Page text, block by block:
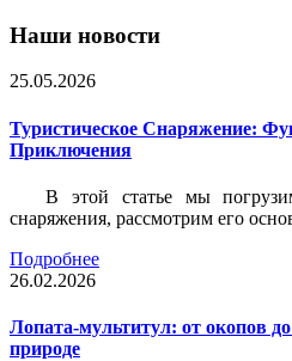
Наши новости
25.05.2026
Туристическое Снаряжение:
Приключения
В этой статье мы
снаряжения, рассмотрим его
Подробнее
26.02.2026
Лопата-мультитул: от окопов
природе